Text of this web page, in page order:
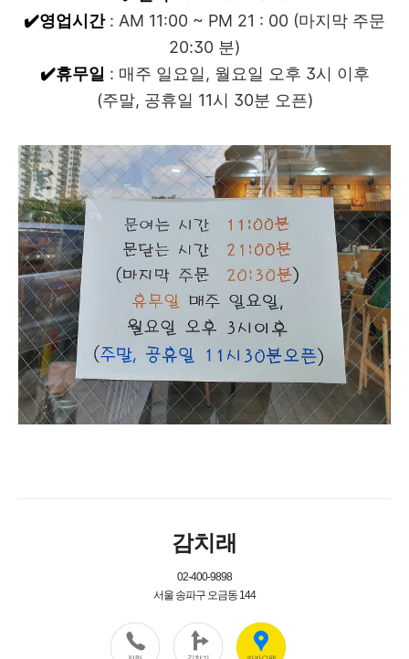
✔️영업시간: AM 11:00 ~ PM 21 : 00 (마지막 주문
20:30 분)
✔️휴무일 : 매주 일요일, 월요일 오후 3시 이후
(주말, 공휴일 11시 30분 오픈)